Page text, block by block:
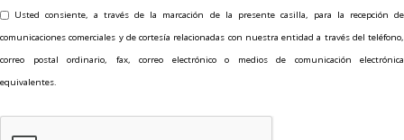
Usted consiente, a través de la marcación de la presente casilla, para la recepción de
comunicaciones comerciales y de cortesía relacionadas con nuestra entidad a través del teléfono,
correo postal ordinario, fax, correo electrónico o medios de comunicación electrónica
equivalentes.